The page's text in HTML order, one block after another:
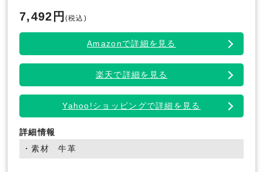
7,492円 (税込)
Amazonで詳細を見る
楽天で詳細を見る
Yahoo!ショッピングで詳細を見る
詳細情報
・素材 牛革